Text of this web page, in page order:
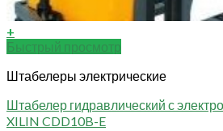
+
Быстрый просмотр
Штабелеры электрические
Штабелер гидравлический с
XILIN CDD10B-E